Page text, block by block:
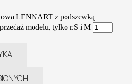
LENNART z podszewką
modelu, tylko r.S i M